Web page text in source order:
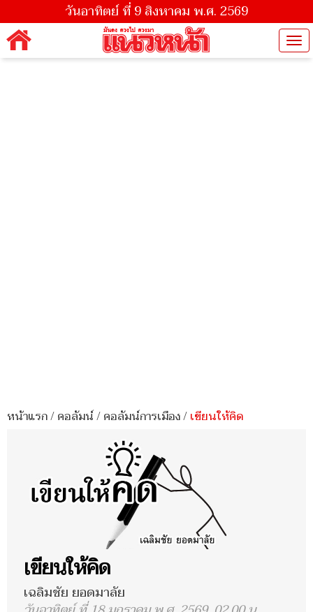
วันอาทิตย์ ที่ 9 สิงหาคม พ.ศ. 2569
หน้าแรก/คอลัมน์/คอลัมน์การเมือง/เขียนให้คิด
เขียนให้คิด
เฉลิมชัย ยอดมาลัย